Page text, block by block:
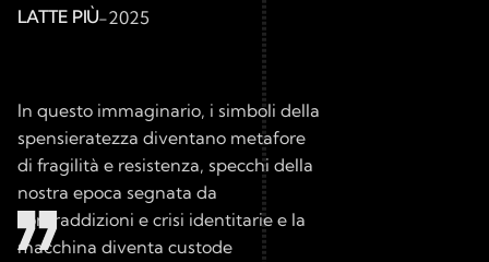
LATTE PIÙ-2025
In questo immaginario, i simboli della
spensieratezza diventano metafore
di fragilità e resistenza, specchi della
nostra epoca segnata da
contraddizioni e crisi identitarie e la
macchina diventa custode